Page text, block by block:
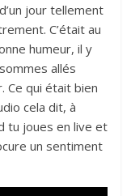
jour tellement
C’était au
humeur, il y
allés
Ce qui était bien
cela dit, à
tu joues en live et
un sentiment